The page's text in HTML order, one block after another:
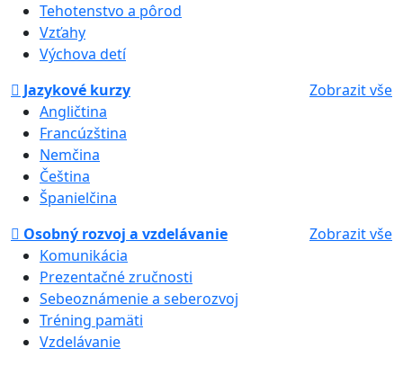
Tehotenstvo a pôrod
Vzťahy
Výchova detí
Jazykové kurzy
Zobrazit vše
Angličtina
Francúzština
Nemčina
Čeština
Španielčina
Osobný rozvoj a vzdelávanie
Zobrazit vše
Komunikácia
Prezentačné zručnosti
Sebeoznámenie a seberozvoj
Tréning pamäti
Vzdelávanie